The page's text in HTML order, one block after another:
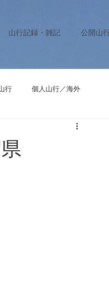
山行記録・雑記 公開山
行 個人山行／海外